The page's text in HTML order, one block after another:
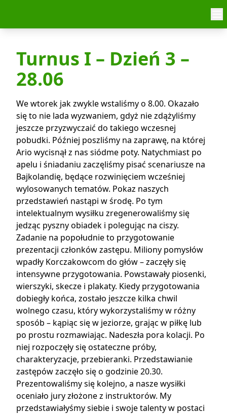
Turnus I – Dzień 3 –
28.06
We wtorek jak zwykle wstaliśmy o 8.00. Okazało
się to nie lada wyzwaniem, gdyż nie zdążyliśmy
jeszcze przyzwyczaić do takiego wczesnej
pobudki. Później poszliśmy na zaprawę, na której
Ario wycisnął z nas siódme poty. Natychmiast po
apelu i śniadaniu zaczęliśmy pisać scenariusze na
Bajkolandię, będące rozwinięciem wcześniej
wylosowanych tematów. Pokaz naszych
przedstawień nastąpi w środę. Po tym
intelektualnym wysiłku zregenerowaliśmy się
jedząc pyszny obiadek i polegując na ciszy.
Zadanie na popołudnie to przygotowanie
prezentacji członków zastępu. Miliony pomysłów
wpadły Korczakowcom do głów – zaczęły się
intensywne przygotowania. Powstawały piosenki,
wierszyki, skecze i plakaty. Kiedy przygotowania
dobiegły końca, zostało jeszcze kilka chwil
wolnego czasu, który wykorzystaliśmy w różny
sposób – kąpiąc się w jeziorze, grając w piłkę lub
po prostu rozmawiając. Nadeszła pora kolacji. Po
niej rozpoczęły się ostateczne próby,
charakteryzacje, przebieranki. Przedstawianie
zastępów zaczęło się o godzinie 20.30.
Prezentowaliśmy się kolejno, a nasze wysiłki
oceniało jury złożone z instruktorów. My
przedstawiałyśmy siebie i swoje talenty w postaci